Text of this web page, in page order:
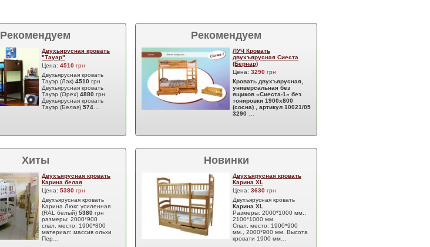
Рекомендуем Рекомендуем
Двухьярусная кровать
"Тауэр"
Цена: 4510 грн
Двухьярусная кровать
Тауэр (Лак) 4510 грн
Двухьярусная кровать
Тауэр (Орех) 4880 грн
Двухьярусная кровать
Тауэр (Белая) 574
ЛУЧ Кровать
двухъярусная Сиеста
(Бернар)
Цена: 3290 грн
Кровать двухъярусная,
универсальная без
ящиков «Сиеста-1» без
тонировки 1900х800
(сосна) , артикул 10021/05
3290
Хиты Новинки
Двухъярусная кровать
Карина белая
Цена: 5380 грн
Двухъярусная кровать
Карина Люкс усиленная
(RAL белый) 5380 грн
размеры: 2000*900
спал. место: 1900*800
материал: массив ольхи
Пер…
Двухъярусная кровать
Карина XL
Цена: 3630 грн
Двухъярусная кровать
Карина XL
Размеры: 2000*1000 мм.,
2100*1000 мм.
Спал. место: 1900*900
мм., 2000*900 мм. Высота
кровати 1900 мм…